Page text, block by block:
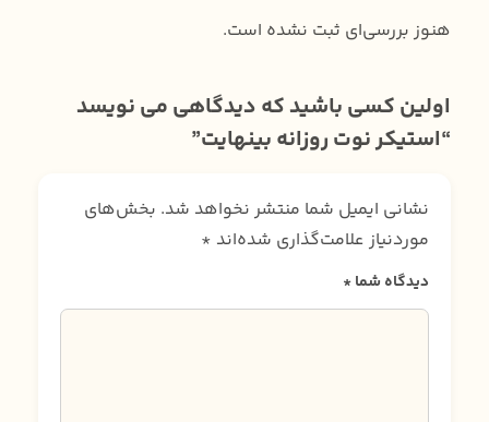
هنوز بررسی‌ای ثبت نشده است.
اولین کسی باشید که دیدگاهی می نویسد
“استیکر نوت روزانه بینهایت”
نشانی ایمیل شما منتشر نخواهد شد. بخش‌های
موردنیاز علامت‌گذاری شده‌اند *
دیدگاه شما*